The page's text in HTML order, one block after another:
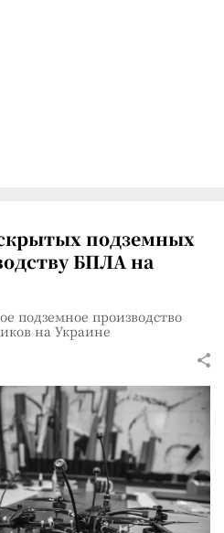
подземных
БПЛА на
подземное производство
на Украине